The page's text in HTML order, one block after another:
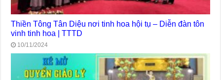
Thiền Tông Tân Diệu nơi tinh hoa hội tụ – Diễn đàn tôn
vinh tinh hoa | TTTD
10/11/2024